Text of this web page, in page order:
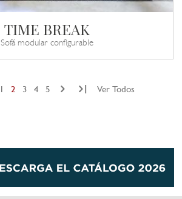
TIME BREAK
Sofá modular configurable
2 3 4 5 Ver Todos